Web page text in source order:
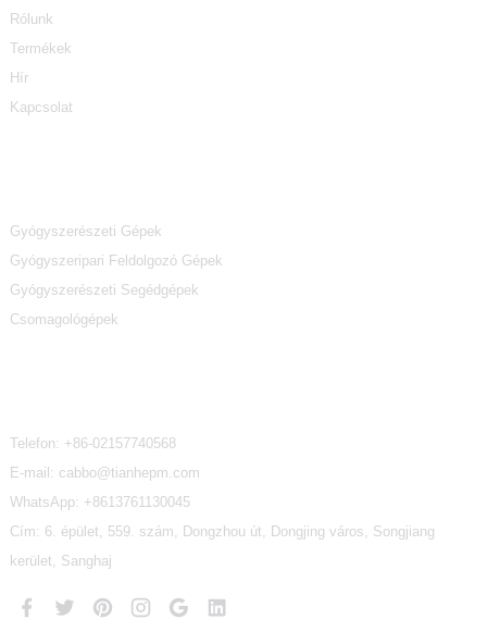
Rólunk
Termékek
Hír
Kapcsolat
Gyógyszerészeti Gépek
Gyógyszeripari Feldolgozó Gépek
Gyógyszerészeti Segédgépek
Csomagológépek
Telefon: +86-02157740568
E-mail: cabbo@tianhepm.com
WhatsApp: +8613761130045
Cím: 6. épület, 559. szám, Dongzhou út, Dongjing város, Songjiang
kerület, Sanghaj